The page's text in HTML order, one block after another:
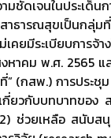
ชัดเจนในประเด็นก
สาธารณสุขเป็นกลุ่ม
ยมีระเบียบการจ้า
หาคม พ.ศ. 2565 แ
(กสพ.) การประชุ
ยวกับบทบาทของ
ช่วยเหลือ สนับสนุ